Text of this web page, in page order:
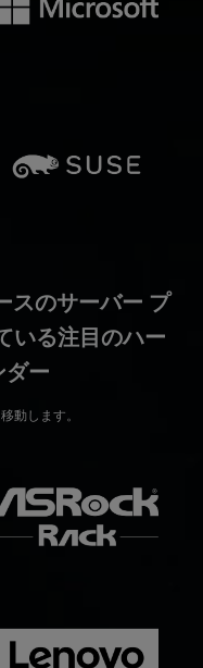
スのサーバー プ
いる注目のハー
ダー
動します。